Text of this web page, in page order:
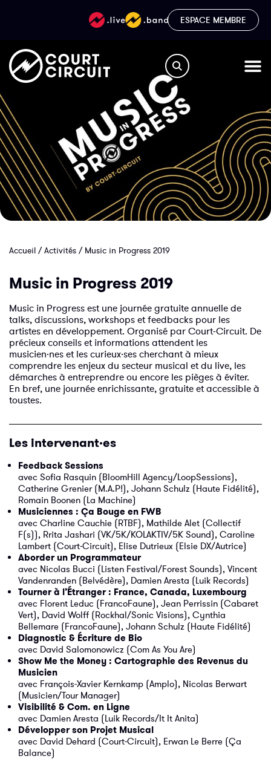
ESPACE MEMBRE
Accueil /Activités / Music in Progress 2019
Music in Progress 2019
Music in Progress est une journée gratuite annuelle de
talks, discussions, workshops et feedbacks pour les
artistes en développement. Organisé par Court-Circuit. De
précieux conseils et informations attendent les
musicien·nes et les curieux·ses cherchant à mieux
comprendre les enjeux du secteur musical et du live, les
démarches à entreprendre ou encore les pièges à éviter.
En bref, une journée enrichissante, gratuite et accessible à
toustes.
Les intervenant·es
Feedback Sessions
avec Sofia Rasquin (BloomHill Agency/LoopSessions),
Catherine Grenier (M.A.P!), Johann Schulz (Haute Fidélité),
Romain Boonen (La Machine)
Musiciennes : Ça Bouge en FWB
avec Charline Cauchie (RTBF), Mathilde Alet (Collectif
F(s)), Rrita Jashari (VK/5K/KOLAKTIV/5K Sound), Caroline
Lambert (Court-Circuit), Elise Dutrieux (Elsie DX/Autrice)
Aborder un Programmateur
avec Nicolas Bucci (Listen Festival/Forest Sounds), Vincent
Vandenranden (Belvédère), Damien Aresta (Luik Records)
Tourner à l’Étranger : France, Canada, Luxembourg
avec Florent Leduc (FrancoFaune), Jean Perrissin (Cabaret
Vert), David Wolff (Rockhal/Sonic Visions), Cynthia
Bellemare (FrancoFaune), Johann Schulz (Haute Fidélité)
Diagnostic & Écriture de Bio
avec David Salomonowicz (Com As You Are)
Show Me the Money : Cartographie des Revenus du
Musicien
avec François-Xavier Kernkamp (Amplo), Nicolas Berwart
(Musicien/Tour Manager)
Visibilité & Com. en Ligne
avec Damien Aresta (Luik Records/It It Anita)
Développer son Projet Musical
avec David Dehard (Court-Circuit), Erwan Le Berre (Ça
Balance)